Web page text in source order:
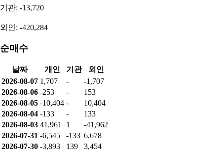
기관: -13,720
외인: -420,284
순매수
날짜 개인 기관
외인
2026-08-07 1,707 -
-1,707
2026-08-06 -253 -
153
2026-08-05 -10,404 -
10,404
2026-08-04 -133 -
133
2026-08-03 41,961 1
-41,962
2026-07-31 -6,545 -133 6,678
2026-07-30 -3,893 139 3,454